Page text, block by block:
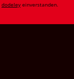
dodeley einverstanden.